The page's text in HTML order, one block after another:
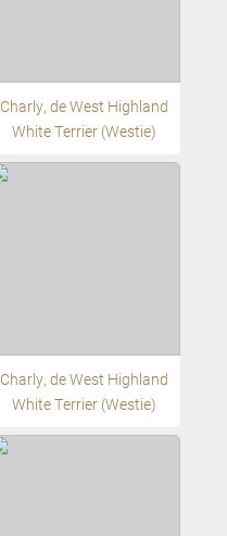
Charly, de West Highland
White Terrier (Westie)
Charly, de West Highland
White Terrier (Westie)